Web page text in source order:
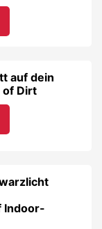
auf dein
of Dirt
Indoor-